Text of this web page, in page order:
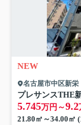
NEW
名古屋市中区新栄
プレサンスTHE
5.745万円～9.2
21.80㎡～34.00㎡